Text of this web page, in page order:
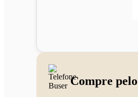
Compre